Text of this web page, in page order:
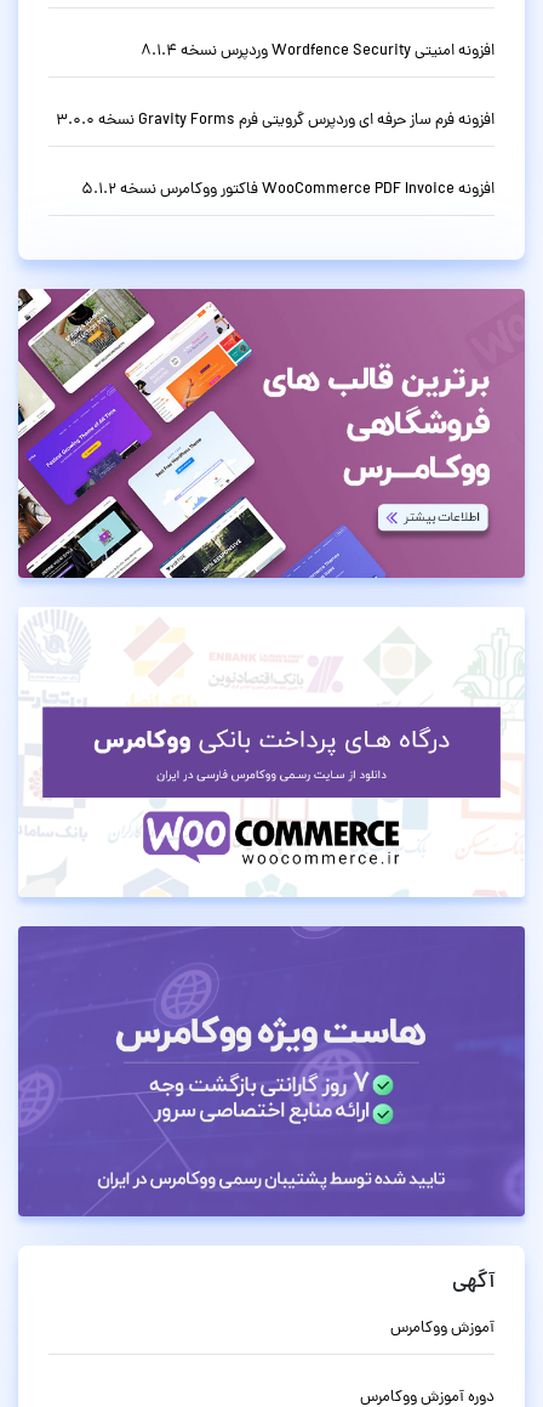
افزونه امنیتی Wordfence Security وردپرس نسخه 8.1.4
افزونه فرم ساز حرفه ای وردپرس گرویتی فرم Gravity Forms نسخه 3.0.0
افزونه WooCommerce PDF Invoice فاکتور ووکامرس نسخه 5.1.2
آگهی
آموزش ووکامرس
دوره آموزش ووکامرس